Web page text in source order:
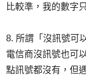
比較準，我的數字
8. 所謂「沒訊號可
電信商沒訊號也可
點訊號都沒有，但